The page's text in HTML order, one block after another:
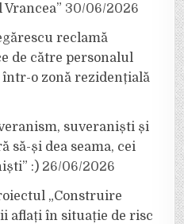
30/06/2026
reclamă
de către personalul
o zonă rezidențială
suveraniști și
să-și dea seama, cei
:) 26/06/2026
„Construire
aflați în situație de risc